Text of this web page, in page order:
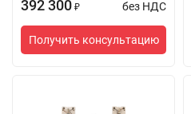
392 300 ₽ без НДС
Получить консультацию